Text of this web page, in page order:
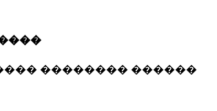
�������� ������